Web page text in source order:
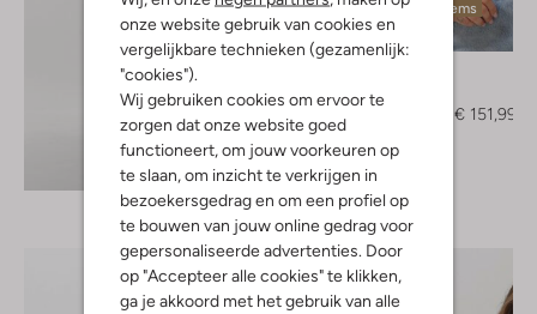
onze website gebruik van cookies en
vergelijkbare technieken (gezamenlijk:
"cookies").
Wij gebruiken cookies om ervoor te
zorgen dat onze website goed
functioneert, om jouw voorkeuren op
te slaan, om inzicht te verkrijgen in
bezoekersgedrag en om een profiel op
te bouwen van jouw online gedrag voor
gepersonaliseerde advertenties. Door
op "Accepteer alle cookies" te klikken,
ga je akkoord met het gebruik van alle
Ontdek de look
Laatste items
-20%
€ 151,99